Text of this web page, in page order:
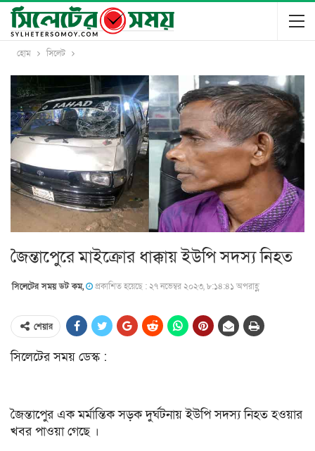
হোম সিলেট
জৈন্তাপেুরে মাইক্রোর ধাক্কায় ইউপি সদস্য নিহত
সিলেটের সময় ডট কম, প্রকাশিত হয়েছে : ২৭ নভেম্বর ২০২৩, ৮:১৪:৪১ অপরাহ্ণ
শেয়ার
সিলেটের সময় ডেস্ক :
জৈন্তাপেুর এক মর্মান্তিক সড়ক দুর্ঘটনায় ইউপি সদস্য নিহত হওয়ার
খবর পাওয়া গেছে ।